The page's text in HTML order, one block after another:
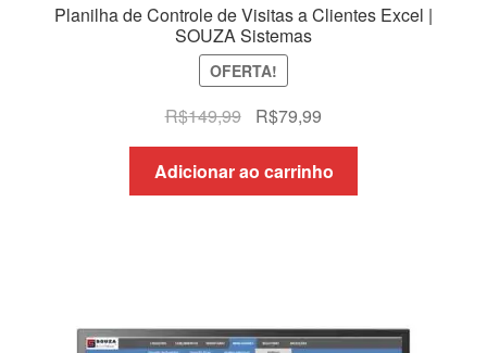
Planilha de Controle de Visitas a Clientes Excel |
SOUZA Sistemas
OFERTA!
R$149,99
O
preço
original
era:
R$79,99
preço
atual
é:
Adicionar ao carrinho